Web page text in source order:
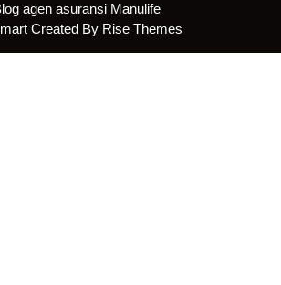
agen asuransi Manulife
Created By Rise Themes